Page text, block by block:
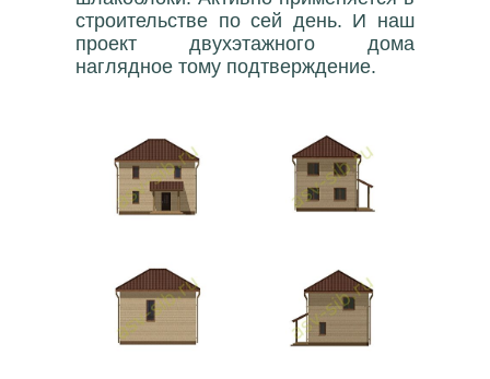
строительстве по сей день. И наш
проект двухэтажного дома
наглядное тому подтверждение.